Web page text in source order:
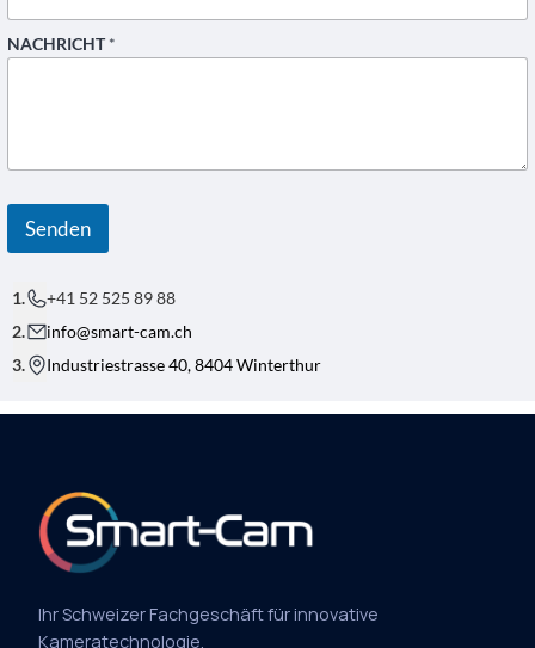
*
N
C
E
R
E
F
NACHRICHT*
Senden
+41 52 525 89 88
info@smart-cam.ch
Industriestrasse 40, 8404 Winterthur
Ihr Schweizer Fachgeschäft für innovative
Kameratechnologie.